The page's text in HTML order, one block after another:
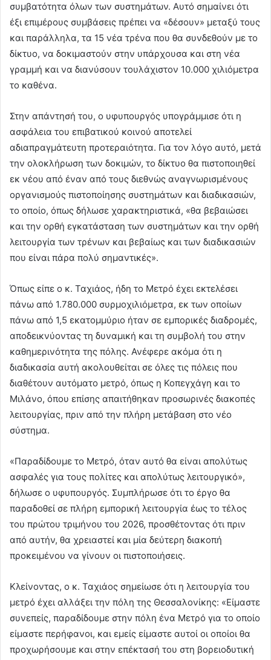
συμβατότητα όλων των συστημάτων. Αυτό σημαίνει ότι
έξι επιμέρους συμβάσεις πρέπει να «δέσουν» μεταξύ τους
και παράλληλα, τα 15 νέα τρένα που θα συνδεθούν με το
δίκτυο, να δοκιμαστούν στην υπάρχουσα και στη νέα
γραμμή και να διανύσουν τουλάχιστον 10.000 χιλιόμετρα
το καθένα.
Στην απάντησή του, ο υφυπουργός υπογράμμισε ότι η
ασφάλεια του επιβατικού κοινού αποτελεί
αδιαπραγμάτευτη προτεραιότητα. Για τον λόγο αυτό, μετά
την ολοκλήρωση των δοκιμών, το δίκτυο θα πιστοποιηθεί
εκ νέου από έναν από τους διεθνώς αναγνωρισμένους
οργανισμούς πιστοποίησης συστημάτων και διαδικασιών,
το οποίο, όπως δήλωσε χαρακτηριστικά, «θα βεβαιώσει
και την ορθή εγκατάσταση των συστημάτων και την ορθή
λειτουργία των τρένων και βεβαίως και των διαδικασιών
που είναι πάρα πολύ σημαντικές».
Όπως είπε ο κ. Ταχιάος, ήδη το Μετρό έχει εκτελέσει
πάνω από 1.780.000 συρμοχιλιόμετρα, εκ των οποίων
πάνω από 1,5 εκατομμύριο ήταν σε εμπορικές διαδρομές,
αποδεικνύοντας τη δυναμική και τη συμβολή του στην
καθημερινότητα της πόλης. Ανέφερε ακόμα ότι η
διαδικασία αυτή ακολουθείται σε όλες τις πόλεις που
διαθέτουν αυτόματο μετρό, όπως η Κοπεγχάγη και το
Μιλάνο, όπου επίσης απαιτήθηκαν προσωρινές διακοπές
λειτουργίας, πριν από την πλήρη μετάβαση στο νέο
σύστημα.
«Παραδίδουμε το Μετρό, όταν αυτό θα είναι απολύτως
ασφαλές για τους πολίτες και απολύτως λειτουργικό»,
δήλωσε ο υφυπουργός. Συμπλήρωσε ότι το έργο θα
παραδοθεί σε πλήρη εμπορική λειτουργία έως το τέλος
του πρώτου τριμήνου του 2026, προσθέτοντας ότι πριν
από αυτήν, θα χρειαστεί και μία δεύτερη διακοπή
προκειμένου να γίνουν οι πιστοποιήσεις.
Κλείνοντας, ο κ. Ταχιάος σημείωσε ότι η λειτουργία του
μετρό έχει αλλάξει την πόλη της Θεσσαλονίκης: «Είμαστε
συνεπείς, παραδίδουμε στην πόλη ένα Μετρό για το οποίο
είμαστε περήφανοι, και εμείς είμαστε αυτοί οι οποίοι θα
προχωρήσουμε και στην επέκτασή του στη βορειοδυτική